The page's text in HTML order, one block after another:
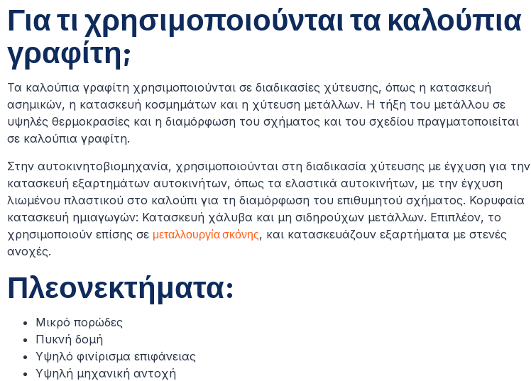
Για τι χρησιμοποιούνται τα καλούπια
γραφίτη;
Τα καλούπια γραφίτη χρησιμοποιούνται σε διαδικασίες χύτευσης, όπως η κατασκευή
ασημικών, η κατασκευή κοσμημάτων και η χύτευση μετάλλων. Η τήξη του μετάλλου σε
υψηλές θερμοκρασίες και η διαμόρφωση του σχήματος και του σχεδίου πραγματοποιείται
σε καλούπια γραφίτη.
Στην αυτοκινητοβιομηχανία, χρησιμοποιούνται στη διαδικασία χύτευσης με έγχυση για την
κατασκευή εξαρτημάτων αυτοκινήτων, όπως τα ελαστικά αυτοκινήτων, με την έγχυση
λιωμένου πλαστικού στο καλούπι για τη διαμόρφωση του επιθυμητού σχήματος. Κορυφαία
κατασκευή ημιαγωγών: Κατασκευή χάλυβα και μη σιδηρούχων μετάλλων. Επιπλέον, το
χρησιμοποιούν επίσης σε μεταλλουργία σκόνης, και κατασκευάζουν εξαρτήματα με στενές
ανοχές.
Πλεονεκτήματα:
Μικρό πορώδες
Πυκνή δομή
Υψηλό φινίρισμα επιφάνειας
Υψηλή μηχανική αντοχή